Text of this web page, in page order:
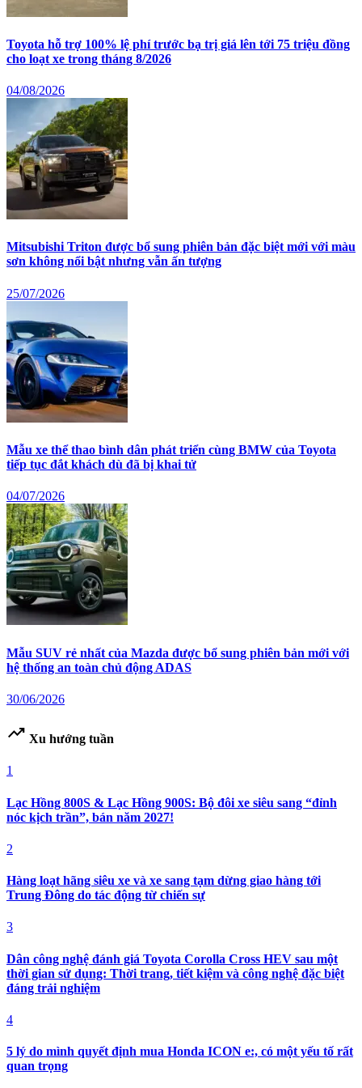
Toyota hỗ trợ 100% lệ phí trước bạ trị giá lên tới 75 triệu đồng
cho loạt xe trong tháng 8/2026
04/08/2026
Mitsubishi Triton được bổ sung phiên bản đặc biệt mới với màu
sơn không nổi bật nhưng vẫn ấn tượng
25/07/2026
Mẫu xe thể thao bình dân phát triển cùng BMW của Toyota
tiếp tục đắt khách dù đã bị khai tử
04/07/2026
Mẫu SUV rẻ nhất của Mazda được bổ sung phiên bản mới với
hệ thống an toàn chủ động ADAS
30/06/2026
trending_up Xu hướng tuần
1
Lạc Hồng 800S & Lạc Hồng 900S: Bộ đôi xe siêu sang “đỉnh
nóc kịch trần”, bán năm 2027!
2
Hàng loạt hãng siêu xe và xe sang tạm dừng giao hàng tới
Trung Đông do tác động từ chiến sự
3
Dân công nghệ đánh giá Toyota Corolla Cross HEV sau một
thời gian sử dụng: Thời trang, tiết kiệm và công nghệ đặc biệt
đáng trải nghiệm
4
5 lý do mình quyết định mua Honda ICON e:, có một yếu tố rất
quan trọng